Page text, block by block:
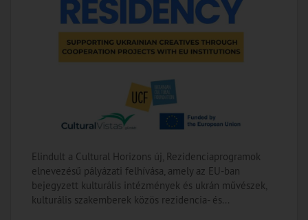
Elindult a Cultural Horizons új, Rezidenciaprogramok
elnevezésű pályázati felhívása, amely az EU-ban
bejegyzett kulturális intézmények és ukrán művészek,
kulturális szakemberek közös rezidencia- és...